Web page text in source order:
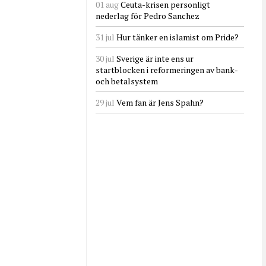
01 augCeuta-krisen personligt
nederlag för Pedro Sanchez
31 jul Hur tänker en islamist om Pride?
30 jul Sverige är inte ens ur
startblocken i reformeringen av bank-
och betalsystem
29 jul Vem fan är Jens Spahn?